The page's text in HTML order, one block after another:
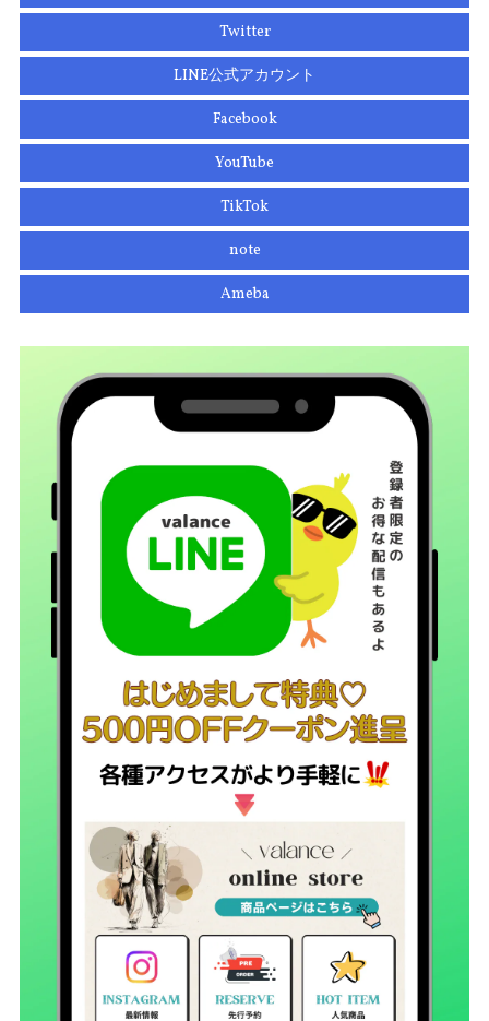
Twitter
LINE公式アカウント
Facebook
YouTube
TikTok
note
Ameba